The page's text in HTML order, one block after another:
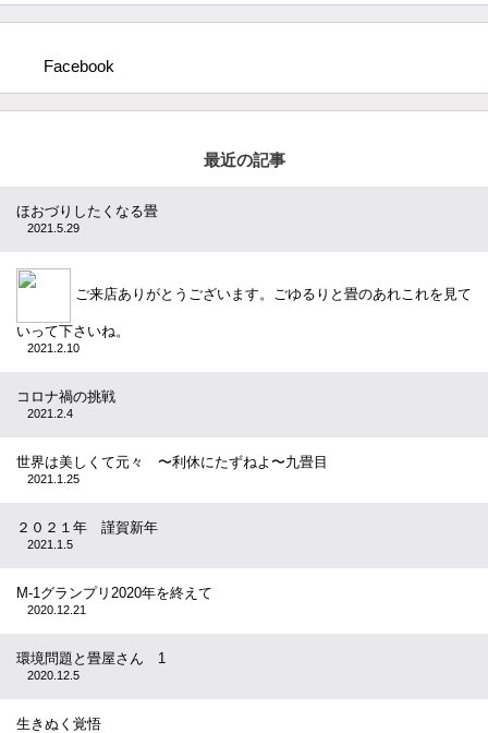
Facebook
最近の記事
ほおづりしたくなる畳
2021.5.29
ご来店ありがとうございます。ごゆるりと畳のあれこれを見て
いって下さいね。
2021.2.10
コロナ禍の挑戦
2021.2.4
世界は美しくて元々 〜利休にたずねよ〜九畳目
2021.1.25
２０２１年 謹賀新年
2021.1.5
M-1グランプリ2020年を終えて
2020.12.21
環境問題と畳屋さん 1
2020.12.5
生きぬく覚悟